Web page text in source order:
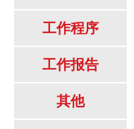
工作程序
工作报告
其他